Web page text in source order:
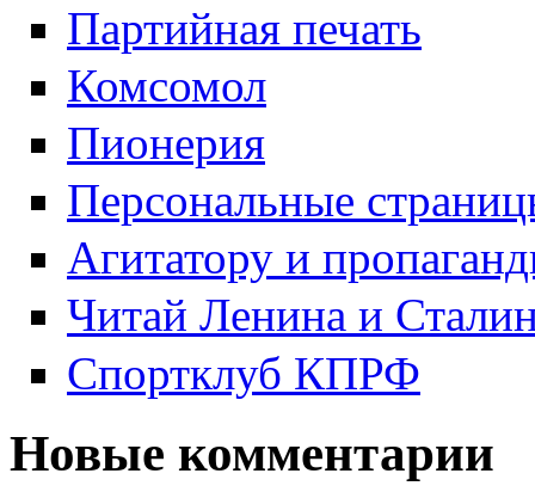
Партийная печать
Комсомол
Пионерия
Персональные
Агитатору и
Читай Ленина и
Спортклуб КПРФ
Новые комментарии